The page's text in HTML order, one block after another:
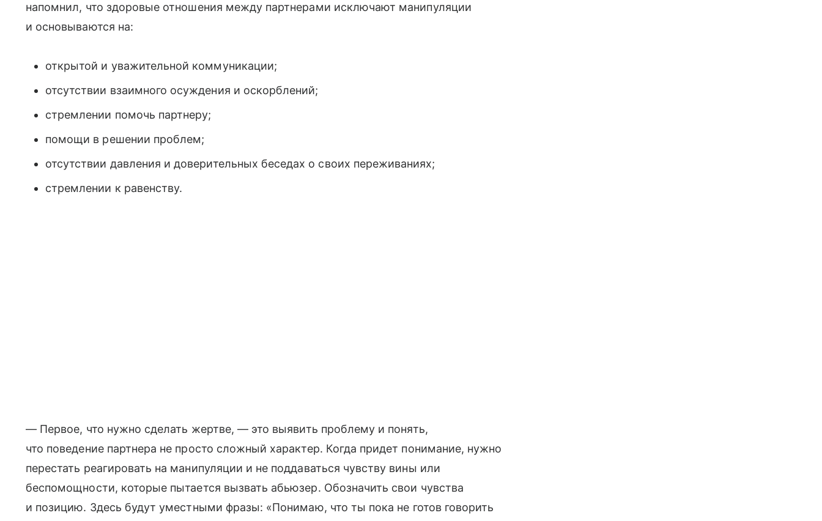
напомнил, что здоровые отношения между партнерами исключают манипуляции
и основываются на:
открытой и уважительной коммуникации;
отсутствии взаимного осуждения и оскорблений;
стремлении помочь партнеру;
помощи в решении проблем;
отсутствии давления и доверительных беседах о своих переживаниях;
стремлении к равенству.
— Первое, что нужно сделать жертве, — это выявить проблему и понять,
что поведение партнера не просто сложный характер. Когда придет понимание, нужно
перестать реагировать на манипуляции и не поддаваться чувству вины или
беспомощности, которые пытается вызвать абьюзер. Обозначить свои чувства
и позицию. Здесь будут уместными фразы: «Понимаю, что ты пока не готов говорить